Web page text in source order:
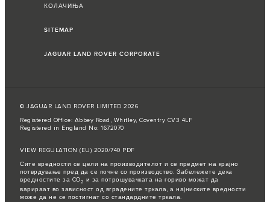
КОЛАЧИЊА
SITEMAP
JAGUAR LAND ROVER CORPORATE
© JAGUAR LAND ROVER LIMITED 2026
Registered Office: Abbey Road, Whitley, Coventry CV3 4LF
Registered in England No: 1672070
VIEW REGULATION (EU) 2020/740 PDF
Сите вредности се цели на производителот и се предмет на крајно
потврдување пред да се почне со производство. Забележете дека
вредностите за CO2 и за потрошувачката на гориво можат да
варираат во зависност од вградените тркала, а најниските вредности
може да не се постигнат со стандардните тркала.